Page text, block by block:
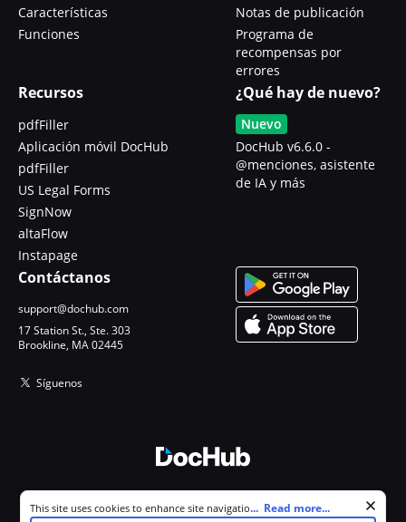
Características
Funciones
Notas de publicación
Programa de
recompensas por
errores
Recursos
pdfFiller
Aplicación móvil DocHub
pdfFiller
US Legal Forms
SignNow
altaFlow
Instapage
¿Qué hay de nuevo?
Nuevo
DocHub v6.6.0 -
@menciones, asistente
de IA y más
Contáctanos
support@dochub.com
17 Station St., Ste. 303
Brookline, MA 02445
Síguenos
Todos los derechos reservados.
Cookie consent notice
This site uses cookies to enhance site navigation and personalize
... Read more...